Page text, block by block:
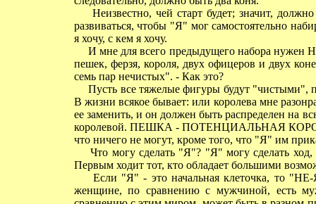
Неизвестно, чей старт будет; значит,
развиваться, чтобы "Я" мог самостоятельно
я хочу, с кем я хочу.
И мне для всего предыдущего набора нужен
пешек, ферзя, короля, двух офицеров и двух
семь пар нечистых". - Как это?
Пусть все тяжелые фигуры будут "чистыми",
В жизни всякое бывает: или королева мне
ее заменить, и он должен быть распределен на
королевой. ПЕШКА - ПОТЕНЦИАЛЬНАЯ
что ничего не могут, кроме того, что "Я" им
Что могу сделать "Я"? "Я" могу сделать
Первым ходит тот, кто обладает большими
Если "Я" - это начальная клеточка, то
женщине, по сравнению с мужчиной, есть